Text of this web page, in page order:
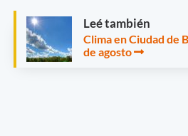
Leé también
Clima en Ciudad de
de agosto